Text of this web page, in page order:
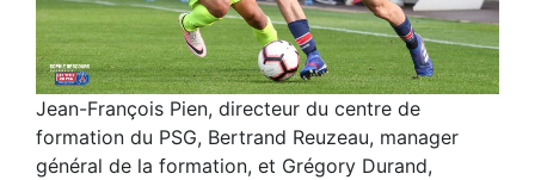
Jean-François Pien, directeur du centre de
formation du PSG, Bertrand Reuzeau, manager
général de la formation, et Grégory Durand,